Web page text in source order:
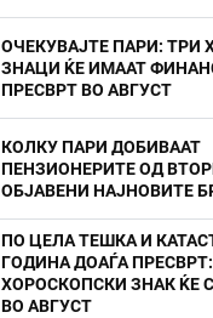
ОЧЕКУВАЈТЕ ПАРИ: ТРИ
ЗНАЦИ ЌЕ ИМААТ
ПРЕСВРТ ВО АВГУСТ
КОЛКУ ПАРИ ДОБИВААТ
ПЕНЗИОНЕРИТЕ ОД
ОБЈАВЕНИ НАЈНОВИТЕ
ПО ЦЕЛА ТЕШКА И
ГОДИНА ДОАЃА
ХОРОСКОПСКИ ЗНАК ЌЕ
ВО АВГУСТ